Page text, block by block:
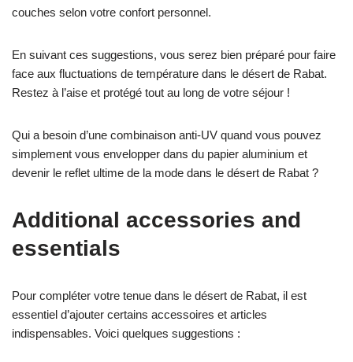
couches selon votre confort personnel.
En suivant ces suggestions, vous serez bien préparé pour faire
face aux fluctuations de température dans le désert de Rabat.
Restez à l’aise et protégé tout au long de votre séjour !
Qui a besoin d’une combinaison anti-UV quand vous pouvez
simplement vous envelopper dans du papier aluminium et
devenir le reflet ultime de la mode dans le désert de Rabat ?
Additional accessories and
essentials
Pour compléter votre tenue dans le désert de Rabat, il est
essentiel d’ajouter certains accessoires et articles
indispensables. Voici quelques suggestions :